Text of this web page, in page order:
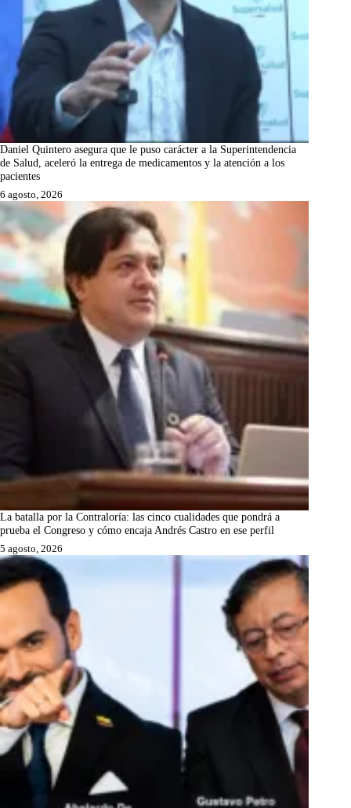
Daniel Quintero asegura que le puso carácter a la Superintendencia
de Salud, aceleró la entrega de medicamentos y la atención a los
pacientes
6 agosto, 2026
La batalla por la Contraloría: las cinco cualidades que pondrá a
prueba el Congreso y cómo encaja Andrés Castro en ese perfil
5 agosto, 2026